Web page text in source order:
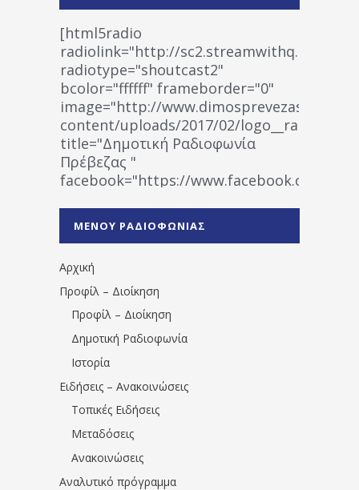
[html5radio
radiolink="http://
radiotype="shoutcast2"
bcolor="ffffff" frameborder="0"
image="http://www.dimosprevezas.gr/wp-
content/uploads/2017/02/
title="Δημοτική Ραδιοφωνία
Πρέβεζας "
facebook="https://www.facebook.com/
1531194763766854/" artist="" ]
ΜΕΝΟΥ ΡΑΔΙΟΦΩΝΙΑΣ
Αρχική
Προφίλ – Διοίκηση
Προφίλ – Διοίκηση
Δημοτική Ραδιοφωνία
Ιστορία
Ειδήσεις – Ανακοινώσεις
Τοπικές Ειδήσεις
Μεταδόσεις
Ανακοινώσεις
Αναλυτικό πρόγραμμα